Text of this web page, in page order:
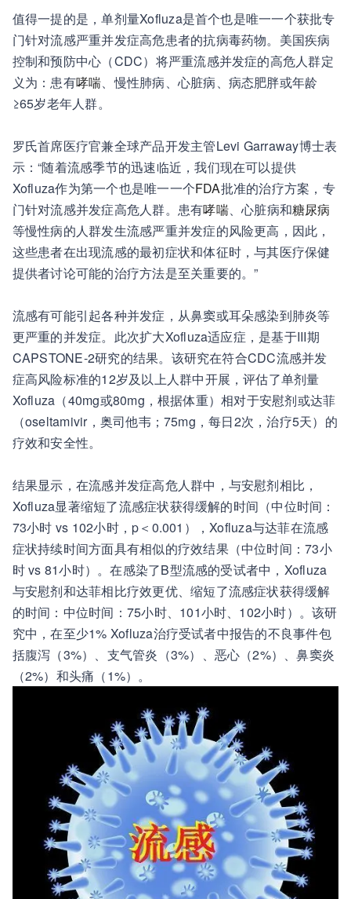
值得一提的是，单剂量Xofluza是首个也是唯一一个获批专
门针对流感严重并发症高危患者的抗病毒药物。美国疾病
控制和预防中心（CDC）将严重流感并发症的高危人群定
义为：患有哮喘、慢性肺病、心脏病、病态肥胖或年龄
≥65岁老年人群。
罗氏首席医疗官兼全球产品开发主管Levi Garraway博士表
示：“随着流感季节的迅速临近，我们现在可以提供
Xofluza作为第一个也是唯一一个FDA批准的治疗方案，专
门针对流感并发症高危人群。患有哮喘、心脏病和糖尿病
等慢性病的人群发生流感严重并发症的风险更高，因此，
这些患者在出现流感的最初症状和体征时，与其医疗保健
提供者讨论可能的治疗方法是至关重要的。”
流感有可能引起各种并发症，从鼻窦或耳朵感染到肺炎等
更严重的并发症。此次扩大Xofluza适应症，是基于III期
CAPSTONE-2研究的结果。该研究在符合CDC流感并发
症高风险标准的12岁及以上人群中开展，评估了单剂量
Xofluza（40mg或80mg，根据体重）相对于安慰剂或达菲
（oseltamivir，奥司他韦；75mg，每日2次，治疗5天）的
疗效和安全性。
结果显示，在流感并发症高危人群中，与安慰剂相比，
Xofluza显著缩短了流感症状获得缓解的时间（中位时间：
73小时 vs 102小时，p＜0.001），Xofluza与达菲在流感
症状持续时间方面具有相似的疗效结果（中位时间：73小
时 vs 81小时）。在感染了B型流感的受试者中，Xofluza
与安慰剂和达菲相比疗效更优、缩短了流感症状获得缓解
的时间：中位时间：75小时、101小时、102小时）。该研
究中，在至少1% Xofluza治疗受试者中报告的不良事件包
括腹泻（3%）、支气管炎（3%）、恶心（2%）、鼻窦炎
（2%）和头痛（1%）。